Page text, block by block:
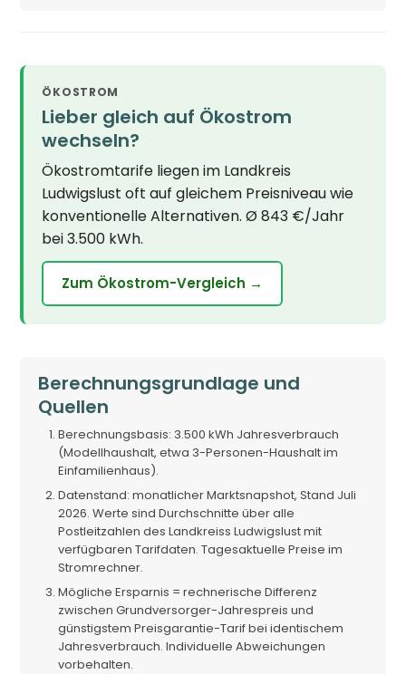
ÖKOSTROM
Lieber gleich auf Ökostrom
wechseln?
Ökostromtarife liegen im Landkreis
Ludwigslust oft auf gleichem Preisniveau wie
konventionelle Alternativen. Ø 843 €/Jahr
bei 3.500 kWh.
Zum Ökostrom-Vergleich →
Berechnungsgrundlage und
Quellen
Berechnungsbasis: 3.500 kWh Jahresverbrauch
(Modellhaushalt, etwa 3-Personen-Haushalt im
Einfamilienhaus).
Datenstand: monatlicher Marktsnapshot, Stand Juli
2026. Werte sind Durchschnitte über alle
Postleitzahlen des Landkreiss Ludwigslust mit
verfügbaren Tarifdaten. Tagesaktuelle Preise im
Stromrechner.
Mögliche Ersparnis = rechnerische Differenz
zwischen Grundversorger-Jahrespreis und
günstigstem Preisgarantie-Tarif bei identischem
Jahresverbrauch. Individuelle Abweichungen
vorbehalten.